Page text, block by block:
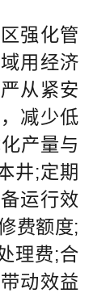
强化管
用经济
从紧安
减少低
产量与
井;定期
运行效
费额度;
理费;合
动效益